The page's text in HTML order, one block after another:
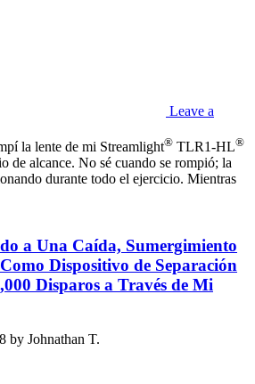
Leave a
la lente de mi Streamlight® TLR1-HL®
de alcance. No sé cuando se rompió; la
durante todo el ejercicio. Mientras
a Una Caída, Sumergimiento
Dispositivo de Separación
Disparos a Través de Mi
by Johnathan T.